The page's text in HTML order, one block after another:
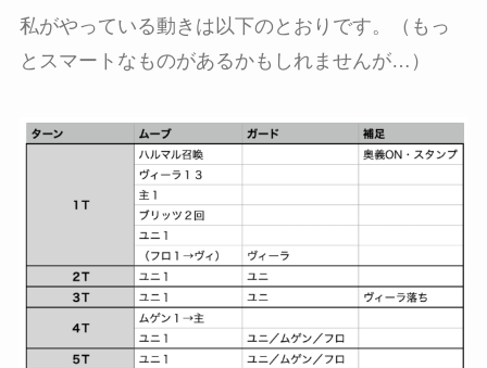
私がやっている動きは以下のとおりです。（もっ
とスマートなものがあるかもしれませんが…）